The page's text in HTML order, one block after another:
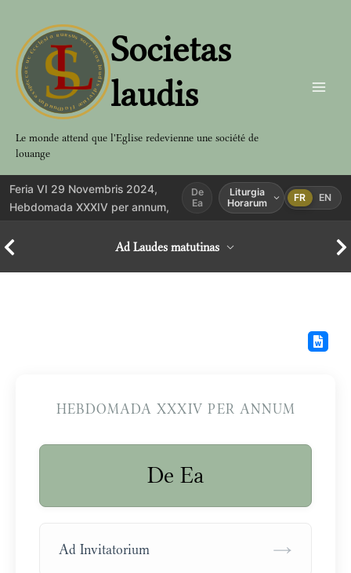
contenu
Societas
laudis
Le monde attend que l'Eglise redevienne une société de
louange
Feria VI 29 Novembris 2024,
Hebdomada XXXIV per annum,
De
Ea
Liturgia
Horarum
FR EN
Ad Laudes matutinas
HEBDOMADA XXXIV PER ANNUM
De Ea
Ad Invitatorium →